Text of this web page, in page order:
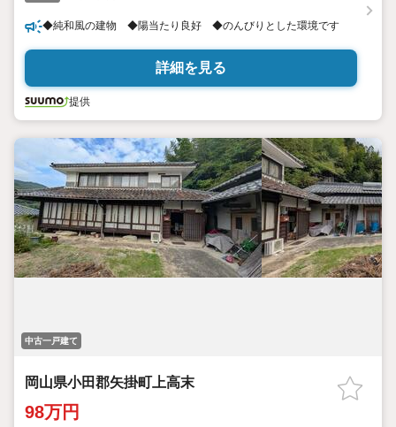
◆純和風の建物 ◆陽当たり良好 ◆のんびりとした環境です
詳細を見る
提供
中古一戸建て
岡山県小田郡矢掛町上高末
98万円